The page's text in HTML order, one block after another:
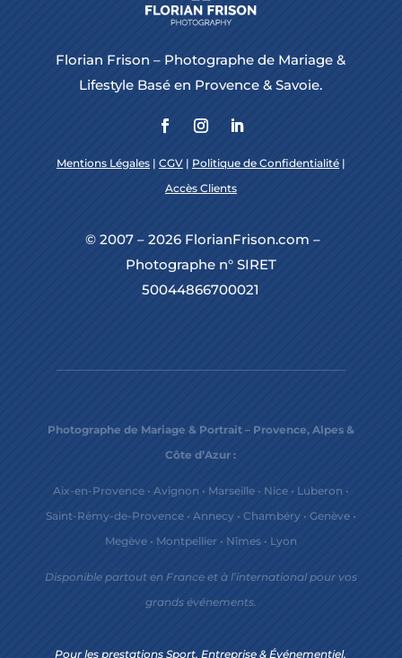
Florian Frison – Photographe de Mariage &
Lifestyle Basé en Provence & Savoie.
Mentions Légales| CGV| Politique de Confidentialité|
Accès Clients
© 2007 – 2026 FlorianFrison.com –
Photographe n° SIRET
50044866700021
Photographe de Mariage & Portrait – Provence, Alpes &
Côte d’Azur :
Aix-en-Provence• Avignon • Marseille• Nice• Luberon •
Saint-Rémy-de-Provence• Annecy• Chambéry• Genève•
Megève• Montpellier• Nîmes• Lyon
Disponible partout en France et à l’international pour vos
grands événements.
Pour les prestations Sport, Entreprise & Événementiel,